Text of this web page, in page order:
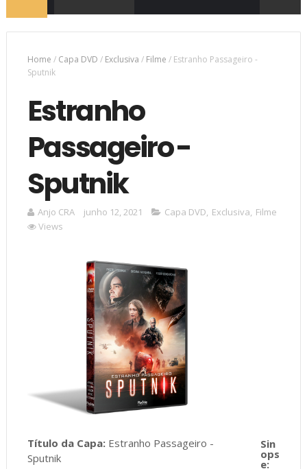
Home / Capa DVD / Exclusiva / Filme / Estranho Passageiro -
Sputnik
Estranho
Passageiro -
Sputnik
Anjo CRA junho 12, 2021 Capa DVD, Exclusiva, Filme
Views
Título da Capa:Estranho Passageiro -
Sputnik